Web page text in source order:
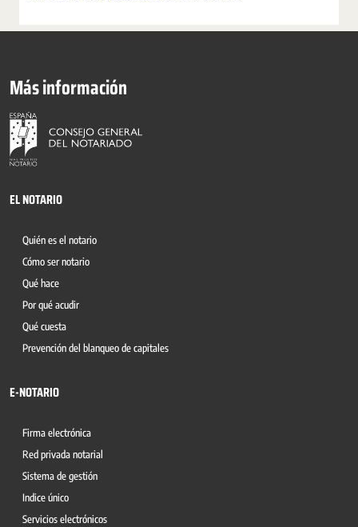
Más información
EL NOTARIO
Quién es el notario
Cómo ser notario
Qué hace
Por qué acudir
Qué cuesta
Prevención del blanqueo de capitales
E-NOTARIO
Firma electrónica
Red privada notarial
Sistema de gestión
Indice único
Servicios electrónicos